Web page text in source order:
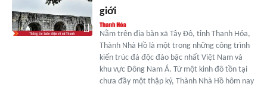
giới
Nằm trên địa bàn xã Tây Đô, tỉnh Thanh Hóa,
Thành Nhà Hồ là một trong những công trình
kiến trúc đá độc đáo bậc nhất Việt Nam và
khu vực Đông Nam Á. Từ một kinh đô tồn tại
chưa đầy một thập kỷ, Thành Nhà Hồ hôm nay